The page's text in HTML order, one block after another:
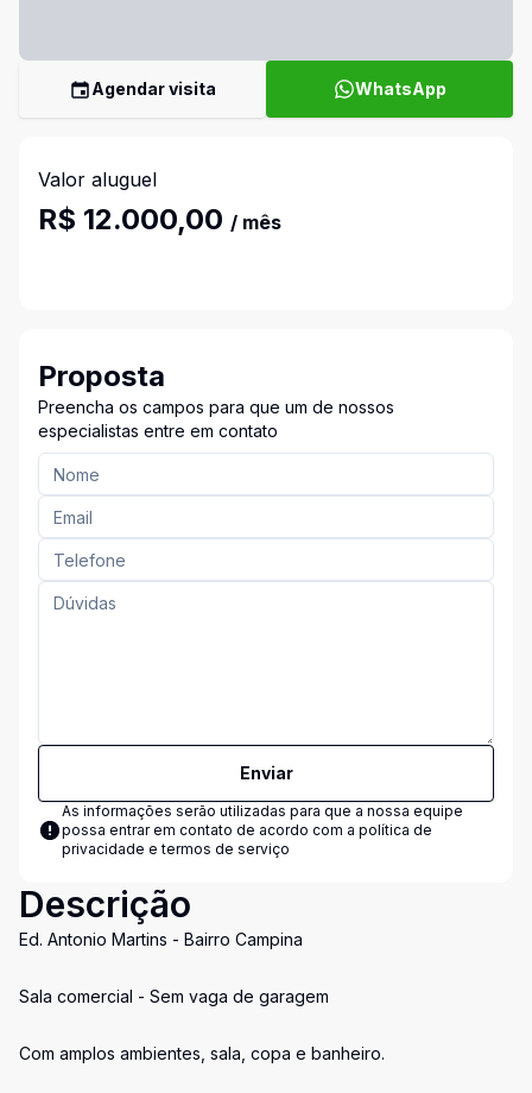
Agendar visita WhatsApp
Valor aluguel
R$ 12.000,00 / mês
Proposta
Preencha os campos para que um de nossos
especialistas entre em contato
Enviar
As informações serão utilizadas para que a nossa equipe
possa entrar em contato de acordo com a política de
privacidade e termos de serviço
Descrição
Ed. Antonio Martins - Bairro Campina
Sala comercial - Sem vaga de garagem
Com amplos ambientes, sala, copa e banheiro.